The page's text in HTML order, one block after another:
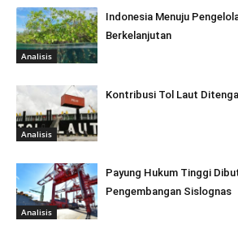
Analisis
Indonesia Menuju
Berkelanjutan
Analisis
Kontribusi Tol Laut
Analisis
Payung Hukum Tinggi
Pengembangan Sislognas